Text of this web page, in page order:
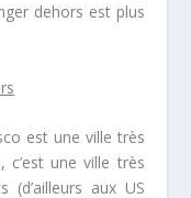
dehors est plus
est une ville très
une ville très
(d’ailleurs aux US